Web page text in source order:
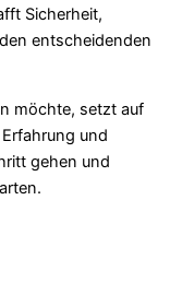
Sicherheit,
entscheidenden
möchte, setzt auf
und
gehen und